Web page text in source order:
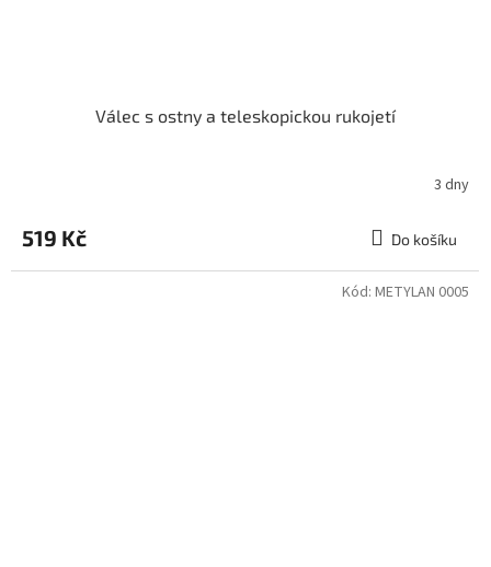
Válec s ostny a teleskopickou rukojetí
3 dny
519 Kč Do košíku
Kód: METYLAN 0005